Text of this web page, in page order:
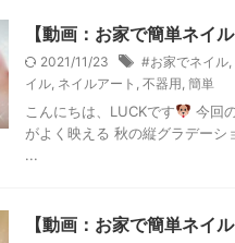
【動画：お家で簡単ネイ
2021/11/23 #お家でネイル,
イル, ネイルアート , 不器用, 簡単
こんにちは、LUCKです
今回
がよく映える 秋の縦グラデーシ
...
【動画：お家で簡単ネイ